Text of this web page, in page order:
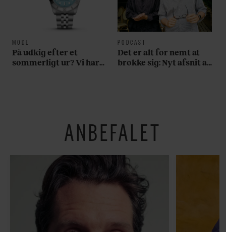
MODE
På udkig efter et
sommerligt ur? Vi har
PODCAST
Det er alt for nemt at
brokke sig: Nyt afsnit af
ANBEFALET